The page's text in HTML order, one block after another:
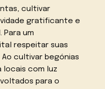
cultivar
gratificante e
um
respeitar suas
cultivar begónias
locais com luz
para o